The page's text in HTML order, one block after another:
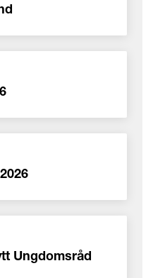
Ungdomsråd